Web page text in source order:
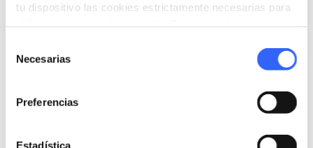
tu dispositivo las cookies estrictamente necesarias para
Necesarias
Preferencias
Estadística
straighten
Esfuerzo físico
Dificultad técnica